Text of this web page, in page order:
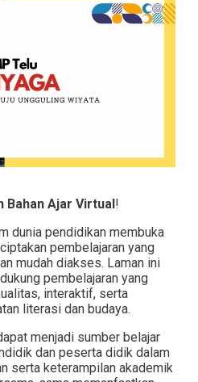
Bahan Ajar Virtual !
dunia pendidikan membuka
pembelajaran yang
mudah diakses. Laman ini
pembelajaran yang
interaktif, serta
literasi dan budaya.
menjadi sumber belajar
dan peserta didik dalam
serta keterampilan akademik